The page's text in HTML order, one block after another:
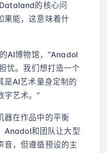
的核心问
果能，这意味着什
AI博物馆，”Anadol
忧。我们想打造一个
是AI艺术量身定制的
字艺术。”
器在作品中的平衡
和团队让大型
音，但遵循预设的主